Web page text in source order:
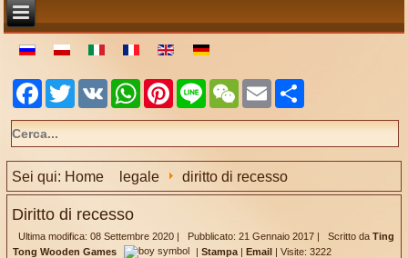
Facebook
TwitterVK WhatsAppPinterest
Line WeChatEmail
Sei qui: Home legale diritto di recesso
Diritto di recesso
Ultima modifica: 08 Settembre 2020 | Pubblicato: 21 Gennaio 2017 | Scritto daTing
Tong Wooden Games
| Stampa | Email | Visite: 3222